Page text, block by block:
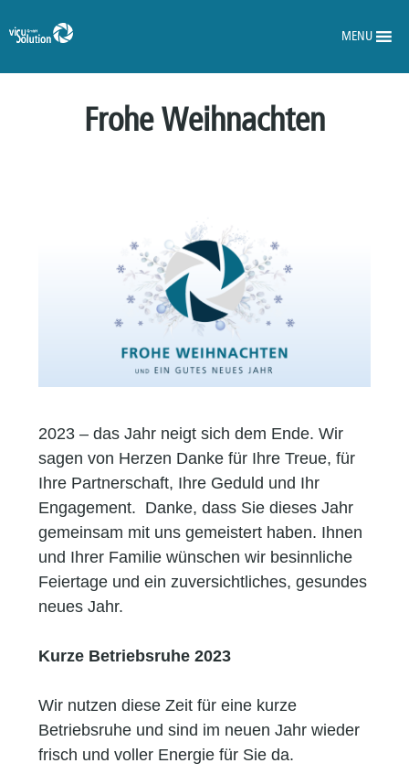
MENU
Frohe Weihnachten
2023 – das Jahr neigt sich dem Ende. Wir
sagen von Herzen Danke für Ihre Treue, für
Ihre Partnerschaft, Ihre Geduld und Ihr
Engagement. Danke, dass Sie dieses Jahr
gemeinsam mit uns gemeistert haben. Ihnen
und Ihrer Familie wünschen wir besinnliche
Feiertage und ein zuversichtliches, gesundes
neues Jahr.
Kurze Betriebsruhe 2023
Wir nutzen diese Zeit für eine kurze
Betriebsruhe und sind im neuen Jahr wieder
frisch und voller Energie für Sie da.